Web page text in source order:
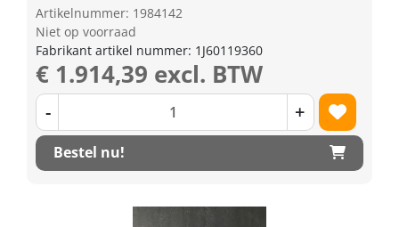
Artikelnummer: 1984142
Niet op voorraad
Fabrikant artikel nummer: 1J60119360
€ 1.914,39 excl. BTW
- +
Bestel nu!